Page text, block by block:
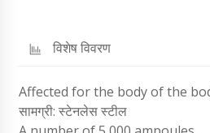
विशेष विवरण
Affected for the body of the
सामग्री: स्टेनलेस स्टील